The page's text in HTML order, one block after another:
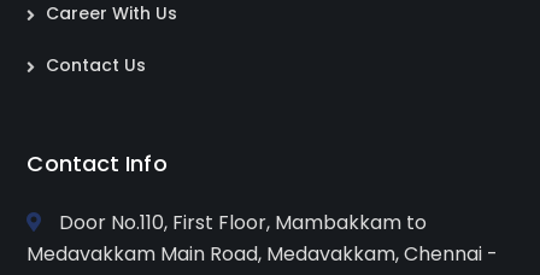
Career With Us
Contact Us
Contact Info
Door No.110, First Floor, Mambakkam to
Medavakkam Main Road, Medavakkam, Chennai -